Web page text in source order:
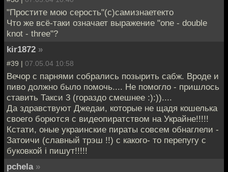
"Простите мою серость"(с)самизнаетекто
Что же всё-таки означает выражение "one - double
knot - three"?
kir1872 »
#39 | 07.05.04 10:58
Вечор с парнями собрались позырить сабж. Вроде и
пиво должно было помочь.... Не помогло - пришлось
ставить Такси 3 (гораздо смешнее :):))....
Да здравствуют Джедаи, которые не щадя кошелька
своего борются с видеопиратством на Украйне!!!!!
Кстати, оные украинские пираты совсем обнаглели -
Затоичи (славный трэш !!) с какого- то перепугу с
буковкой i пишут!!!!!
pchela »